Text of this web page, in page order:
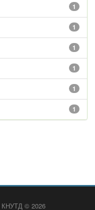
1
1
1
1
1
1
КНУТД © 2026